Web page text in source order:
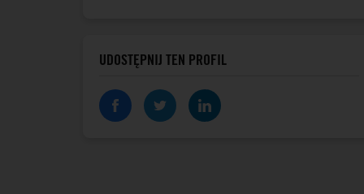
UDOSTĘPNIJ TEN PROFIL